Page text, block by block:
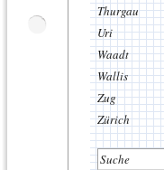
Thurgau
Uri
Waadt
Wallis
Zug
Zürich